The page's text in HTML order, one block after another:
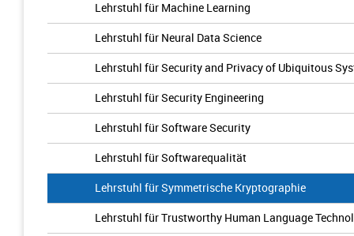
Lehrstuhl für Machine Learning
Lehrstuhl für Neural Data Science
Lehrstuhl für Security and Privacy of Ubiquitous
Lehrstuhl für Security Engineering
Lehrstuhl für Software Security
Lehrstuhl für Softwarequalität
Lehrstuhl für Symmetrische Kryptographie
Lehrstuhl für Trustworthy Human Language